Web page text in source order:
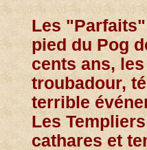
Les
pied du Pog
cents ans,
troubadour,
terrible
Les
cathares et